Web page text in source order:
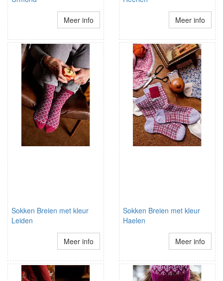
Meer info Meer info
Sokken Breien met kleur
Leiden
Meer info
Sokken Breien met kleur
Haelen
Meer info